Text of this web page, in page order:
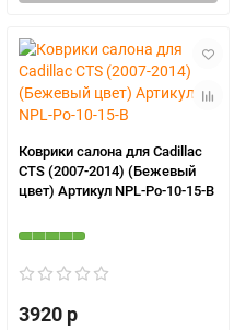
Коврики салона для Cadillac
CTS (2007-2014) (Бежевый
цвет) Артикул NPL-Po-10-15-B
3920 р